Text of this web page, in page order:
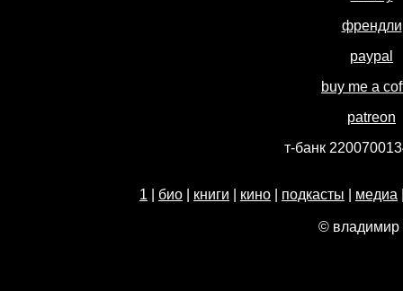
френдли
paypal
buy me a
patreon
т-банк
1 био книги кино подкасты медиа
© владимир